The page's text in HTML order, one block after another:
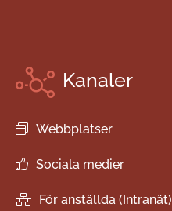
Kanaler
Webbplatser
Sociala medier
För anställda (Intranät)